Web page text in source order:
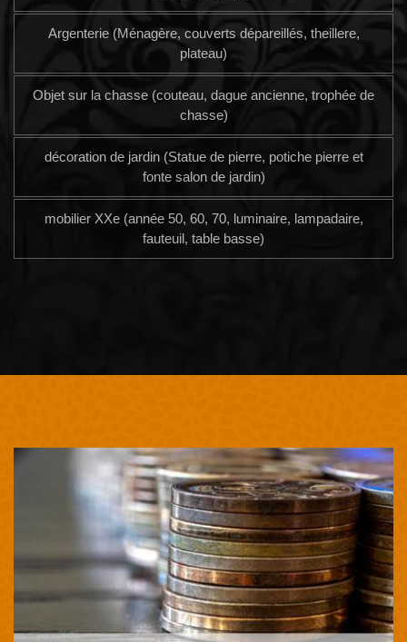
Argenterie (Ménagère, couverts dépareillés, theillere,
plateau)
Objet sur la chasse (couteau, dague ancienne, trophée de
chasse)
décoration de jardin (Statue de pierre, potiche pierre et
fonte salon de jardin)
mobilier XXe (année 50, 60, 70, luminaire, lampadaire,
fauteuil, table basse)